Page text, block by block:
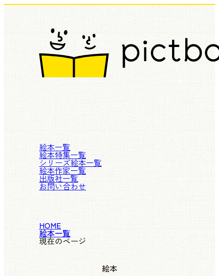
絵本一覧
絵本特集一覧
シリーズ絵本一覧
絵本作家一覧
出版社一覧
お問い合わせ
HOME
絵本一覧
現在のページ
絵本